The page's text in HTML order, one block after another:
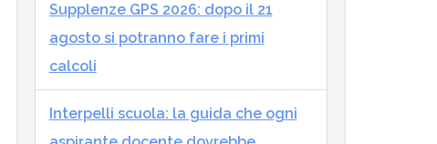
Supplenze GPS 2026: dopo il 21
agosto si potranno fare i primi
calcoli
Interpelli scuola: la guida che ogni